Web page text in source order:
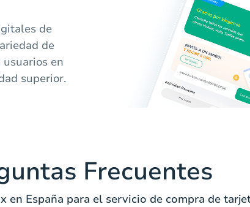
de
de
en
superior.
Frecuentes
en España para el servicio de compra de